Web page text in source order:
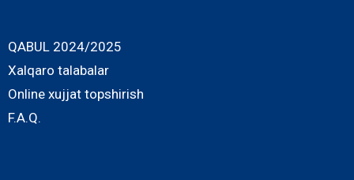
QABUL 2024/2025
Xalqaro talabalar
Online xujjat topshirish
F.A.Q.